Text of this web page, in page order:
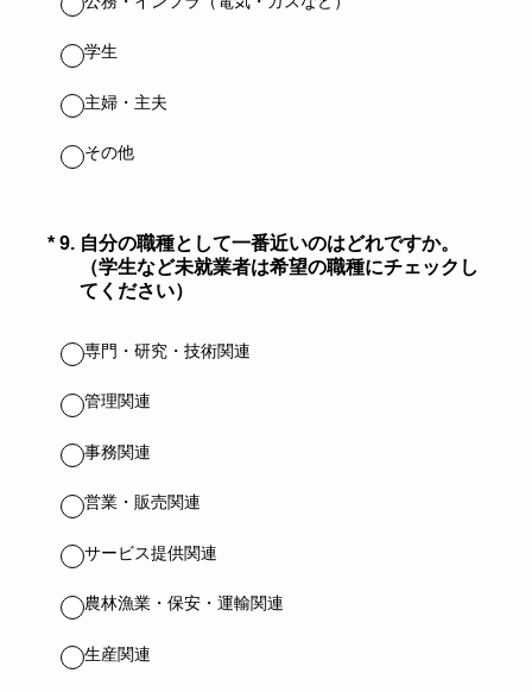
学生
主婦・主夫
その他
* 9. 自分の職種として一番近いのはどれですか。
（学生など未就業者は希望の職種にチェックし
てください）
（必須）
専門・研究・技術関連
管理関連
事務関連
営業・販売関連
サービス提供関連
農林漁業・保安・運輸関連
生産関連